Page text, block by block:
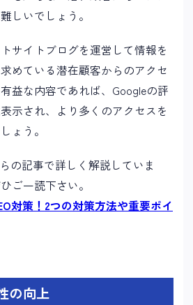
しいでしょう。
サイトブログを運営して情報を
めている潜在顧客からのアクセ
益な内容であれば、Googleの評
示され、より多くのアクセスを
ょう。
の記事で詳しく解説していま
ご一読下さい。
対策！2つの対策方法や重要ポイ
の向上